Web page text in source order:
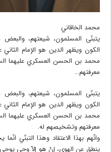
محمد الخاقاني
يتبنّى المسلمون، شيعتهم،
الكون ويظهر الدين هو الإمام
محمد بن الحسن العسكري عليهما
معرفتهم…
يتبنّى المسلمون، شيعتهم،
الكون ويظهر الدين هو الإمام
محمد بن الحسن العسكري عليهما
معرفتهم وتشخيصهم له.
وانّهم بهذا الاعتقاد وهذا التبنّي
ينطق عن الهوى، إنْ هو إلاّ وحي